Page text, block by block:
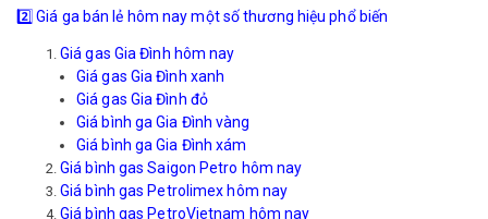
2️⃣Giá ga bán lẻ hôm nay một số thương hiệu phổ biến
Giá gas Gia Đình hôm nay
Giá gas Gia Đình xanh
Giá gas Gia Đình đỏ
Giá bình ga Gia Đình vàng
Giá bình ga Gia Đình xám
Giá bình gas Saigon Petro hôm nay
Giá bình gas Petrolimex hôm nay
Giá bình gas PetroVietnam hôm nay